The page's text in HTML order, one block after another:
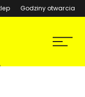
(otwiera się w nowym
Godziny otwarcia
Menu